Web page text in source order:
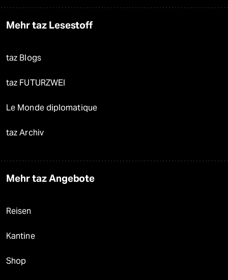
Mehr taz Lesestoff
taz Blogs
taz FUTURZWEI
Le Monde diplomatique
taz Archiv
Mehr taz Angebote
Reisen
Kantine
Shop